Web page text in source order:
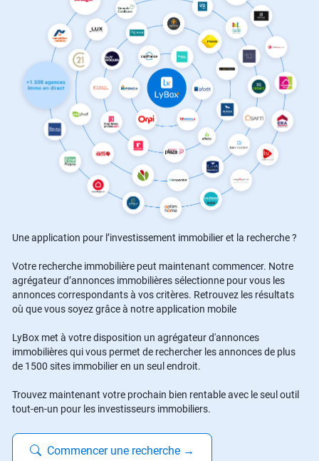
Une application pour l’investissement immobilier et la recherche ?
Votre recherche immobilière peut maintenant commencer. Notre
agrégateur d’annonces immobilières sélectionne pour vous les
annonces correspondants à vos critères. Retrouvez les résultats
où que vous soyez grâce à notre application mobile
LyBox met à votre disposition un agrégateur d'annonces
immobilières qui vous permet de rechercher les annonces de plus
de 1500 sites immobilier en un seul endroit.
Trouvez maintenant votre prochain bien rentable avec le seul outil
tout-en-un pour les investisseurs immobiliers.
Commencer une recherche →